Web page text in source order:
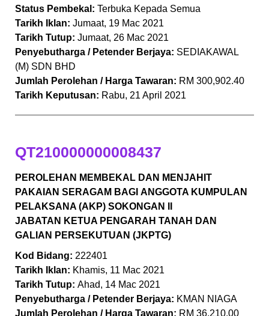
Status Pembekal: Terbuka Kepada Semua
Tarikh Iklan: Jumaat, 19 Mac 2021
Tarikh Tutup: Jumaat, 26 Mac 2021
Penyebutharga / Petender Berjaya: SEDIAKAWAL
(M) SDN BHD
Jumlah Perolehan / Harga Tawaran: RM 300,902.40
Tarikh Keputusan: Rabu, 21 April 2021
QT210000000008437
PEROLEHAN MEMBEKAL DAN MENJAHIT
PAKAIAN SERAGAM BAGI ANGGOTA KUMPULAN
PELAKSANA (AKP) SOKONGAN II
JABATAN KETUA PENGARAH TANAH DAN
GALIAN PERSEKUTUAN (JKPTG)
Kod Bidang: 222401
Tarikh Iklan: Khamis, 11 Mac 2021
Tarikh Tutup: Ahad, 14 Mac 2021
Penyebutharga / Petender Berjaya: KMAN NIAGA
Jumlah Perolehan / Harga Tawaran: RM 36,210.00